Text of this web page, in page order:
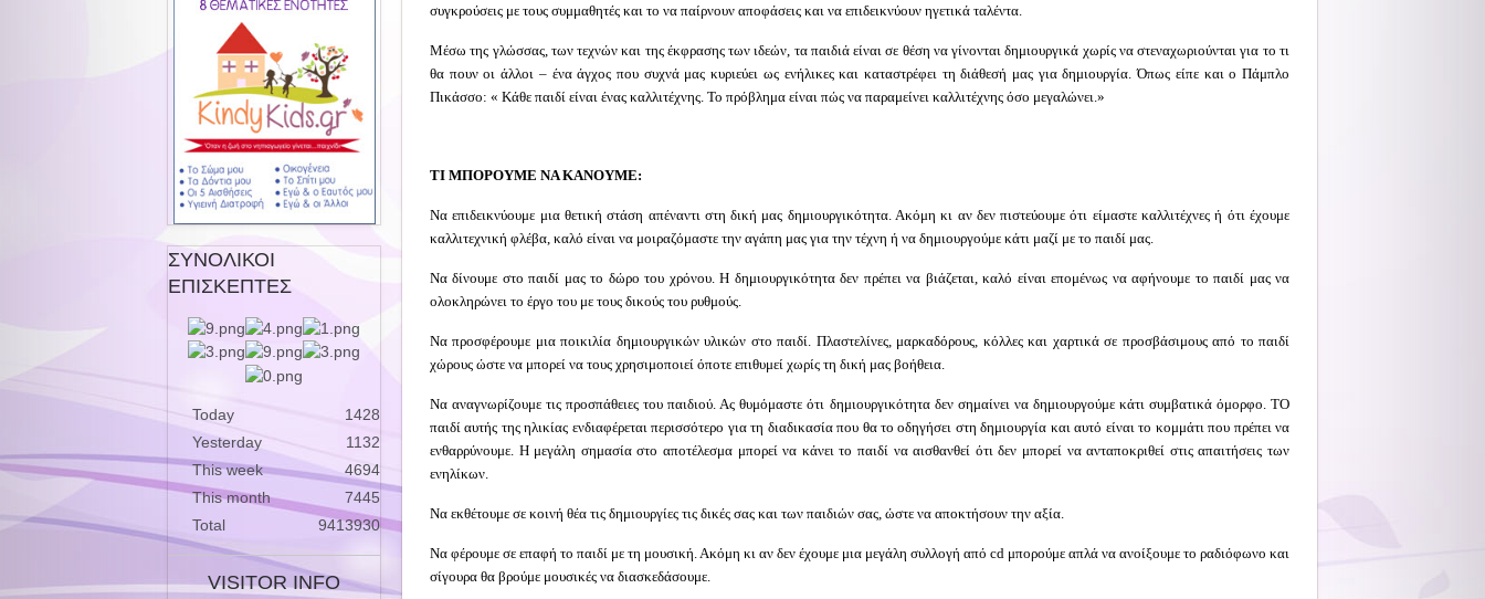
συγκρούσεις με τους συμμαθητές και το να παίρνουν αποφάσεις και να επιδεικνύουν ηγετικά ταλέντα.
Μέσω της γλώσσας, των τεχνών και της έκφρασης των ιδεών, τα παιδιά είναι σε θέση να γίνονται δημιουργικά χωρίς να στεναχωριούνται για το τι
θα πουν οι άλλοι – ένα άγχος που συχνά μας κυριεύει ως ενήλικες και καταστρέφει τη διάθεσή μας για δημιουργία. Όπως είπε και ο Πάμπλο
Πικάσσο: « Κάθε παιδί είναι ένας καλλιτέχνης. Το πρόβλημα είναι πώς να παραμείνει καλλιτέχνης όσο μεγαλώνει.»
ΤΙ ΜΠΟΡΟΥΜΕ ΝΑ ΚΑΝΟΥΜΕ:
Να επιδεικνύουμε μια θετική στάση απέναντι στη δική μας δημιουργικότητα. Ακόμη κι αν δεν πιστεύουμε ότι είμαστε καλλιτέχνες ή ότι έχουμε
καλλιτεχνική φλέβα, καλό είναι να μοιραζόμαστε την αγάπη μας για την τέχνη ή να δημιουργούμε κάτι μαζί με το παιδί μας.
Να δίνουμε στο παιδί μας το δώρο του χρόνου. Η δημιουργικότητα δεν πρέπει να βιάζεται, καλό είναι επομένως να αφήνουμε το παιδί μας να
ολοκληρώνει το έργο του με τους δικούς του ρυθμούς.
Να προσφέρουμε μια ποικιλία δημιουργικών υλικών στο παιδί. Πλαστελίνες, μαρκαδόρους, κόλλες και χαρτικά σε προσβάσιμους από το παιδί
χώρους ώστε να μπορεί να τους χρησιμοποιεί όποτε επιθυμεί χωρίς τη δική μας βοήθεια.
Να αναγνωρίζουμε τις προσπάθειες του παιδιού. Ας θυμόμαστε ότι δημιουργικότητα δεν σημαίνει να δημιουργούμε κάτι συμβατικά όμορφο. ΤΟ
παιδί αυτής της ηλικίας ενδιαφέρεται περισσότερο για τη διαδικασία που θα το οδηγήσει στη δημιουργία και αυτό είναι το κομμάτι που πρέπει να
ενθαρρύνουμε. Η μεγάλη σημασία στο αποτέλεσμα μπορεί να κάνει το παιδί να αισθανθεί ότι δεν μπορεί να ανταποκριθεί στις απαιτήσεις των
ενηλίκων.
Να εκθέτουμε σε κοινή θέα τις δημιουργίες τις δικές σας και των παιδιών σας, ώστε να αποκτήσουν την αξία.
Να φέρουμε σε επαφή το παιδί με τη μουσική. Ακόμη κι αν δεν έχουμε μια μεγάλη συλλογή από cd μπορούμε απλά να ανοίξουμε το ραδιόφωνο και
σίγουρα θα βρούμε μουσικές να διασκεδάσουμε.
ΣΥΝΟΛΙΚΟΙ
ΕΠΙΣΚΕΠΤΕΣ
Today
1428
Yesterday
1132
This week
4694
This month
7445
Total
9413930
VISITOR INFO